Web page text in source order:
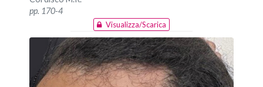
pp. 170-4
Visualizza/Scarica